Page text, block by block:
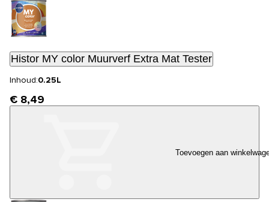
Histor MY color Muurverf Extra Mat Tester
Inhoud:0.25L
€ 8,49
Toevoegen aan